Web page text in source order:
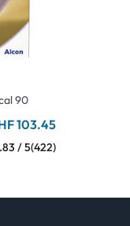
90
103.45
/ 5(422)